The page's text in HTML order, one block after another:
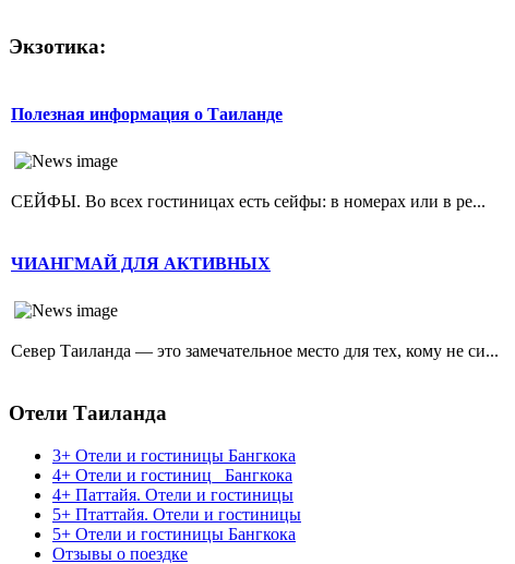
Экзотика:
Полезная информация о Таиланде
СЕЙФЫ. Во всех гостиницах есть сейфы: в номерах или в ре...
ЧИАНГМАЙ ДЛЯ АКТИВНЫХ
Север Таиланда — это замечательное место для тех, кому не си...
Отели Таиланда
3+ Отели и гостиницы Бангкока
4+ Отели и гостиниц_ Бангкока
4+ Паттайя. Отели и гостиницы
5+ Птаттайя. Отели и гостиницы
5+ Отели и гостиницы Бангкока
Отзывы о поездке